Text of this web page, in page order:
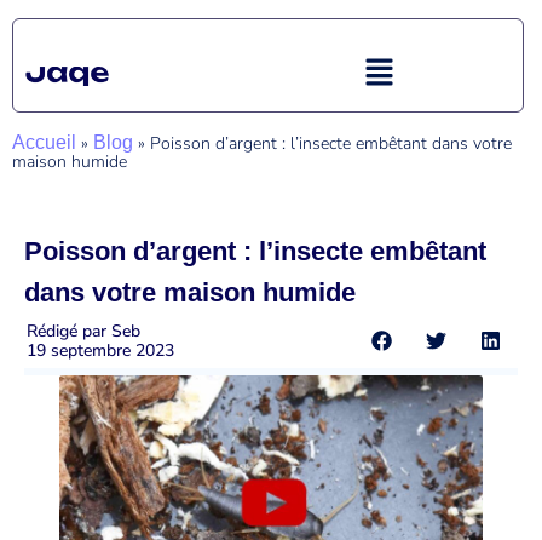
Accueil » Blog » Poisson d’argent : l’insecte embêtant dans votre
maison humide
Poisson d’argent : l’insecte embêtant
dans votre maison humide
Rédigé par Seb
19 septembre 2023